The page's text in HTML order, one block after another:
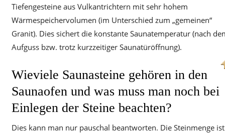
Tiefengesteine aus Vulkantrichtern mit sehr hohem
Wärmespeichervolumen (im Unterschied zum „gemeinen“
Granit). Dies sichert die konstante Saunatemperatur (nach
Aufguss bzw. trotz kurzzeitiger Saunatüröffnung).
Wieviele Saunasteine gehören in den
Saunaofen und was muss man noch bei
Einlegen der Steine beachten?
Dies kann man nur pauschal beantworten. Die Steinmenge ist